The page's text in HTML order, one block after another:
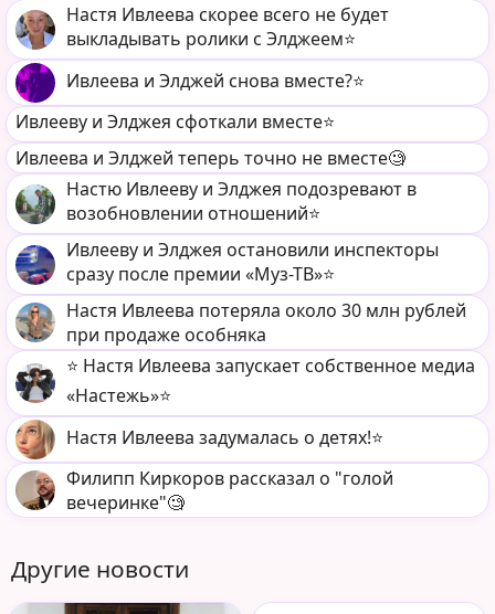
Настя Ивлеева скорее всего не будет
выкладывать ролики с Элджеем⭐️
Ивлеева и Элджей снова вместе?⭐️
Ивлееву и Элджея сфоткали вместе⭐️
Ивлеева и Элджей теперь точно не вместе🧐
Настю Ивлееву и Элджея подозревают в
возобновлении отношений⭐️
Ивлееву и Элджея остановили инспекторы
сразу после премии «Муз-ТВ»⭐️
Настя Ивлеева потеряла около 30 млн рублей
при продаже особняка
⭐️ Настя Ивлеева запускает собственное медиа
«Настежь»⭐️
Настя Ивлеева задумалась о детях!⭐️
Филипп Киркоров рассказал о "голой
вечеринке"🧐
Другие новости